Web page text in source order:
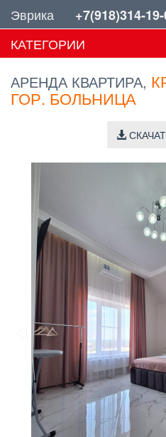
Эврика +7(918)314-
КАТЕГОРИИ
АРЕНДА КВАРТИРА,
ГОР. БОЛЬНИЦА